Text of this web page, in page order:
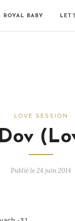
ROYAL BABY
LOVE SESSION
Publié le 24 juin 2014